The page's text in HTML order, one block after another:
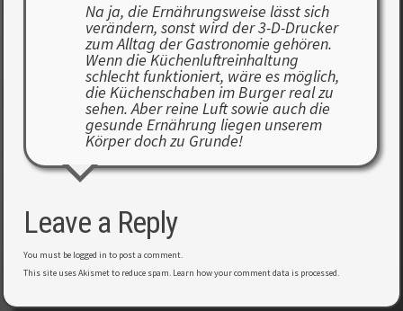
Na ja, die Ernährungsweise lässt sich
verändern, sonst wird der 3-D-Drucker
zum Alltag der Gastronomie gehören.
Wenn die Küchenluftreinhaltung
schlecht funktioniert, wäre es möglich,
die Küchenschaben im Burger real zu
sehen. Aber reine Luft sowie auch die
gesunde Ernährung liegen unserem
Körper doch zu Grunde!
Leave a Reply
You must be logged in to post a comment.
This site uses Akismet to reduce spam. Learn how your comment data is processed.